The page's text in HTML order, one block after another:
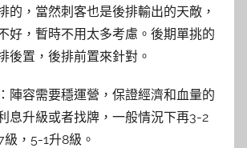
的，當然刺客也是後排輸出的天敵，
好，暫時不用太多考慮。後期單挑的
後置，後排前置來針對。
陣容需要穩運營，保證經濟和血量的
息升級或者找牌，一般情況下再3-2
，5-1升8級。